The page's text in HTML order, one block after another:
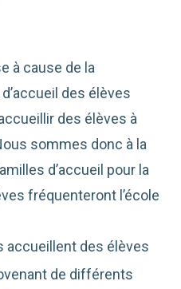
à cause de la
des élèves
des élèves à
sommes donc à la
d’accueil pour la
fréquenteront l’école
accueillent des élèves
de différents